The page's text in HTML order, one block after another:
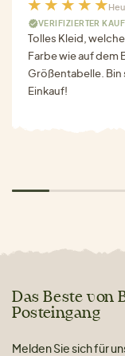
VERIFIZIERTER KAUF
Tolles Kleid,
Farbe wie auf dem
Größentabelle. Bin
Einkauf!
Das Beste von
Posteingang
Melden Sie sich für